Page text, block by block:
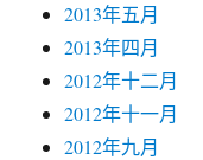
2013年五月
2013年四月
2012年十二月
2012年十一月
2012年九月